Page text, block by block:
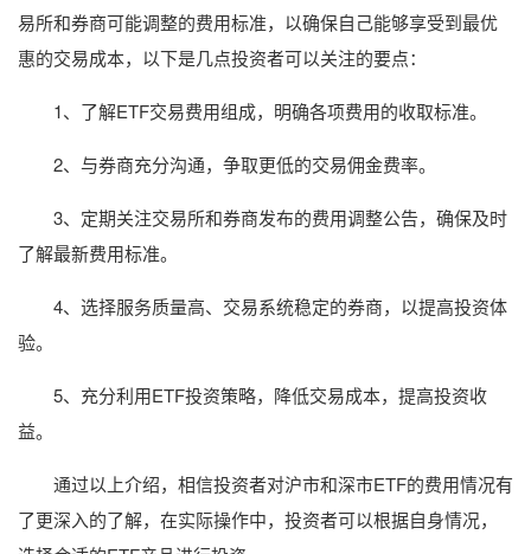
易所和券商可能调整的费用标准，以确保自己能够享受到最优
惠的交易成本，以下是几点投资者可以关注的要点：
1、了解ETF交易费用组成，明确各项费用的收取标准。
2、与券商充分沟通，争取更低的交易佣金费率。
3、定期关注交易所和券商发布的费用调整公告，确保及时
了解最新费用标准。
4、选择服务质量高、交易系统稳定的券商，以提高投资体
验。
5、充分利用ETF投资策略，降低交易成本，提高投资收
益。
通过以上介绍，相信投资者对沪市和深市ETF的费用情况有
了更深入的了解，在实际操作中，投资者可以根据自身情况，